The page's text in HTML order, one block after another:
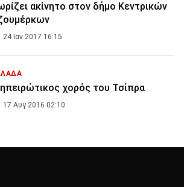
ακίνητο στον δήμο Κεντρικών
24 Ιαν 2017 16:15
χορός του Τσίπρα
17 Αυγ 2016 02:10